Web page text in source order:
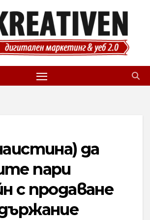
да
пари
с продаване